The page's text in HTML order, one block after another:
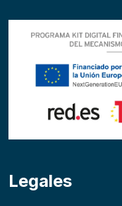
Legales